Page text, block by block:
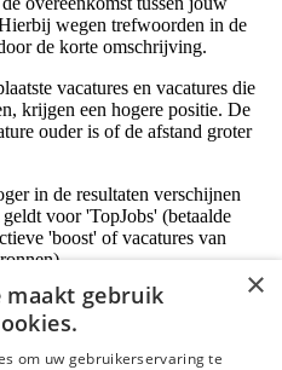
wegen trefwoorden in de
de korte omschrijving.
vacatures en vacatures die
krijgen een hogere positie. De
ouder is of de afstand groter
in de resultaten verschijnen
voor 'TopJobs' (betaalde
'boost' of vacatures van
×
maakt gebruik
om uw gebruikerservaring te